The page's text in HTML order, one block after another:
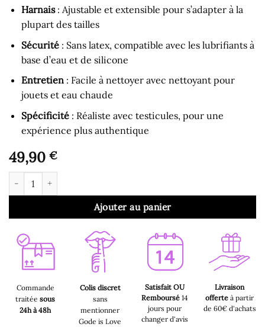
Harnais: Ajustable et extensible pour s’adapter à la
plupart des tailles
Sécurité: Sans latex, compatible avec les lubrifiants à
base d’eau et de silicone
Entretien: Facile à nettoyer avec nettoyant pour
jouets et eau chaude
Spécificité: Réaliste avec testicules, pour une
expérience plus authentique
49,90 €
quantité de Gode Ceinture - Gode Fétiche Creux avec
Ajouter au panier
Commande
traitée sous
24h à 48h
Colis discret
sans
mentionner
Gode is Love
Satisfait OU
Remboursé14
jours pour
changer d'avis
Livraison
offerte à partir
de 60€ d'achats